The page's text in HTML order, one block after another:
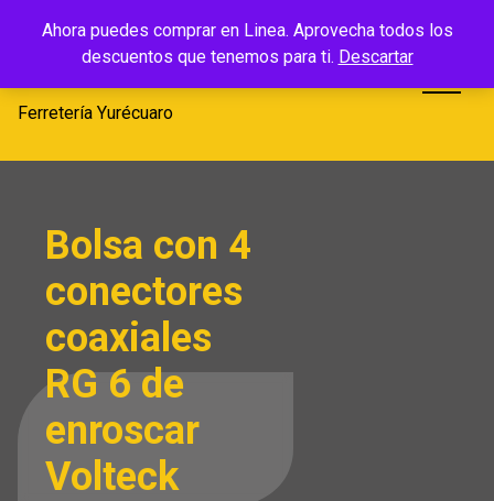
Ahora puedes comprar en Linea. Aprovecha todos los
descuentos que tenemos para ti. Descartar
Ferretería
Yurécuaro
Ferretería Yurécuaro
Bolsa con 4
conectores
coaxiales
RG 6 de
enroscar
Volteck